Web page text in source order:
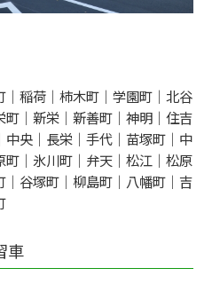
稲荷｜柿木町｜学園町｜北谷
町｜新栄｜新善町｜神明｜住吉
中央｜長栄｜手代｜苗塚町｜中
｜氷川町｜弁天｜松江｜松原
｜谷塚町｜柳島町｜八幡町｜吉
車